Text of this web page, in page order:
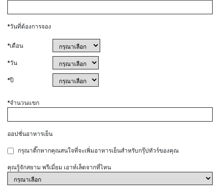
*วันที่ต้องการจอง
*เดือน
*วัน
*ปี
*จำนวนแขก
ออปชั่นอาหารเย็น
กรุณาติ๊กหากคุณสนใจที่จะเพิ่มอาหารเย็นสำหรับกรุ๊ปทัวร์ของคุณ
คุณรู้จักสยาม พรีเมี่ยม เอาท์เล็ตจากที่ไหน